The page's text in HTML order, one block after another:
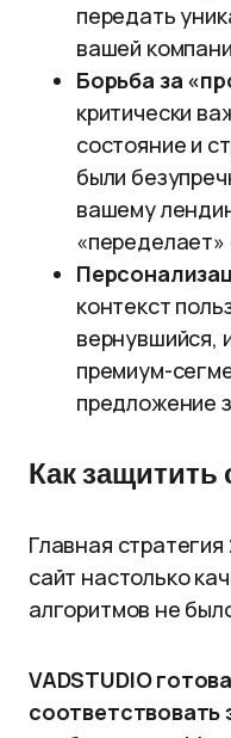
передать
вашей
Борьба за
критически
состояние и
были
вашему
«переделает»
контекст
вернувшийся,
премиум-
предложение
Как защитить
Главная
сайт настолько
алгоритмов не
VADSTUDIO